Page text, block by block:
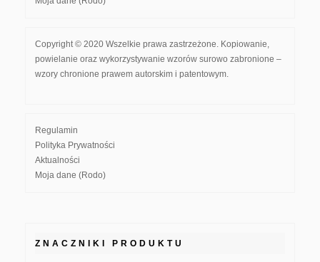
Copyright © 2020 Wszelkie prawa zastrzeżone. Kopiowanie,
powielanie oraz wykorzystywanie wzorów surowo zabronione –
wzory chronione prawem autorskim i patentowym.
Regulamin
Polityka Prywatności
Aktualności
Moja dane (Rodo)
ZNACZNIKI PRODUKTU